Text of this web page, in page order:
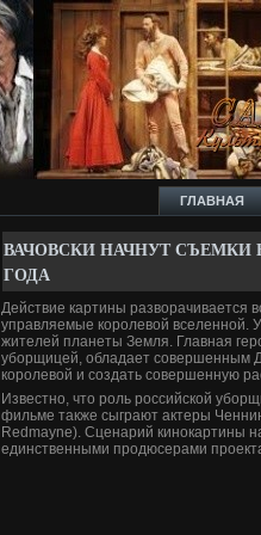
ГЛАВНАЯ
ВАЧОВСКИ НАЧНУТ СЪЕМКИ
ГОДА
Действие картины разворачивается
управляемые королевой вселенной.
жителей планеты Земля. Главная
уборщицей, обладает сове­ршенным
королевой и создать сове­ршенную
Изве­стно, что роль российской
фильме также сыграют актеры
Redmayne). Сценарий кинокартины
единстве­нными продюсерами